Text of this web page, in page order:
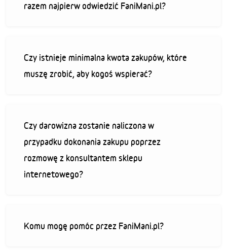
razem najpierw odwiedzić FaniMani.pl?
Czy istnieje minimalna kwota zakupów, które
muszę zrobić, aby kogoś wspierać?
Czy darowizna zostanie naliczona w
przypadku dokonania zakupu poprzez
rozmowę z konsultantem sklepu
internetowego?
Komu mogę pomóc przez FaniMani.pl?